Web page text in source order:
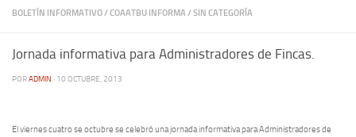
BOLETÍN INFORMATIVO/ COAATBU INFORMA / SIN CATEGORÍA
Jornada informativa para Administradores de Fincas.
PORADMIN · 10 OCTUBRE, 2013
El viernes cuatro se octubre se celebró una jornada informativa para Administradores de